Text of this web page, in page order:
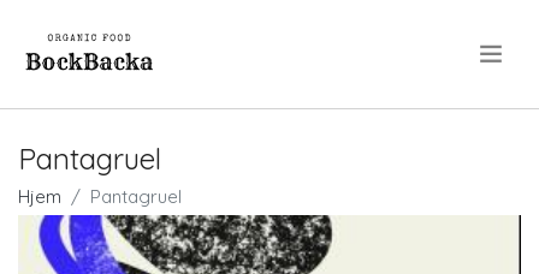
Pantagruel
Hjem Pantagruel